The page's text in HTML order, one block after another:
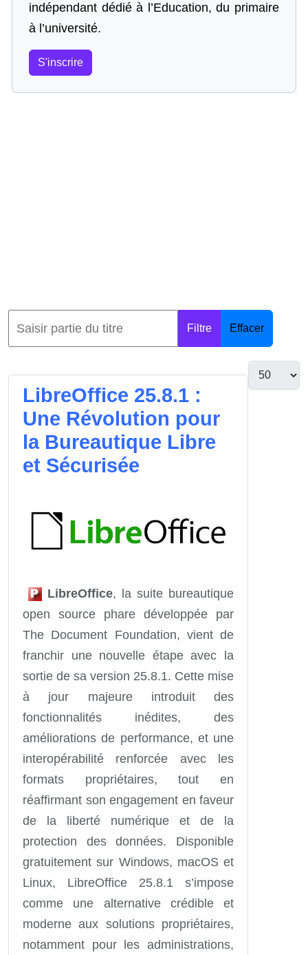
indépendant dédié à l’Education, du primaire
à l’université.
S'inscrire
Filtre Effacer
LibreOffice 25.8.1 :
Une Révolution pour
la Bureautique Libre
et Sécurisée
LibreOffice, la suite bureautique
open source phare développée par
The Document Foundation, vient de
franchir une nouvelle étape avec la
sortie de sa version 25.8.1. Cette mise
à jour majeure introduit des
fonctionnalités inédites, des
améliorations de performance, et une
interopérabilité renforcée avec les
formats propriétaires, tout en
réaffirmant son engagement en faveur
de la liberté numérique et de la
protection des données. Disponible
gratuitement sur Windows, macOS et
Linux, LibreOffice 25.8.1 s’impose
comme une alternative crédible et
moderne aux solutions propriétaires,
notamment pour les administrations,